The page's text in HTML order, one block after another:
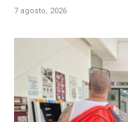
7 agosto, 2026